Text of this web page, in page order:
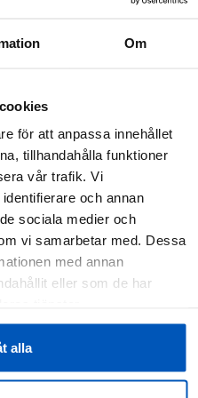
Om
för att anpassa innehållet
tillhandahålla funktioner
vår trafik. Vi
och annan
sociala medier och
vi samarbetar med. Dessa
med annan
eller som de har
alla
14.05.2023
toistakin kesää poljettu ja
lataus oli on ollut noin 60-80
ja piti ostaa sitten uusi
samalla vaihtanut kun ompi
tilasin isomman